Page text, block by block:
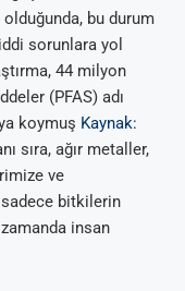
bu durum
sorunlara yol
44 milyon
(PFAS) adı
koymuş Kaynak:
sıra, ağır metaller,
ve
bitkilerin
insan